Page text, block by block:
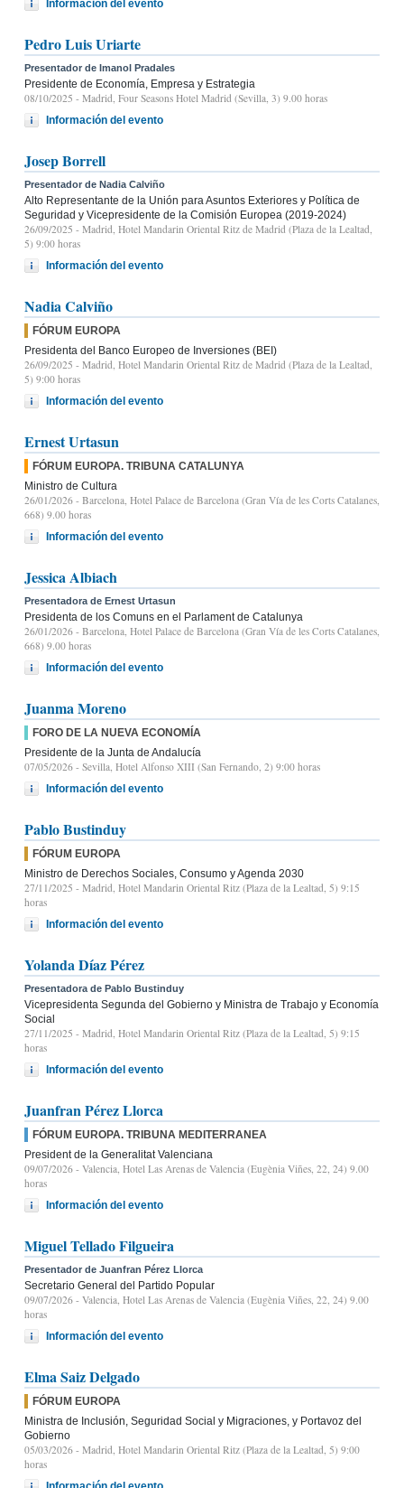
Información del evento
Pedro Luis Uriarte
Presentador de Imanol Pradales
Presidente de Economía, Empresa y Estrategia
08/10/2025 - Madrid, Four Seasons Hotel Madrid (Sevilla, 3) 9.00 horas
Información del evento
Josep Borrell
Presentador de Nadia Calviño
Alto Representante de la Unión para Asuntos Exteriores y Política de
Seguridad y Vicepresidente de la Comisión Europea (2019-2024)
26/09/2025 - Madrid, Hotel Mandarin Oriental Ritz de Madrid (Plaza de la Lealtad,
5) 9:00 horas
Información del evento
Nadia Calviño
FÓRUM EUROPA
Presidenta del Banco Europeo de Inversiones (BEI)
26/09/2025 - Madrid, Hotel Mandarin Oriental Ritz de Madrid (Plaza de la Lealtad,
5) 9:00 horas
Información del evento
Ernest Urtasun
FÓRUM EUROPA. TRIBUNA CATALUNYA
Ministro de Cultura
26/01/2026 - Barcelona, Hotel Palace de Barcelona (Gran Vía de les Corts Catalanes,
668) 9.00 horas
Información del evento
Jessica Albiach
Presentadora de Ernest Urtasun
Presidenta de los Comuns en el Parlament de Catalunya
26/01/2026 - Barcelona, Hotel Palace de Barcelona (Gran Vía de les Corts Catalanes,
668) 9.00 horas
Información del evento
Juanma Moreno
FORO DE LA NUEVA ECONOMÍA
Presidente de la Junta de Andalucía
07/05/2026 - Sevilla, Hotel Alfonso XIII (San Fernando, 2) 9:00 horas
Información del evento
Pablo Bustinduy
FÓRUM EUROPA
Ministro de Derechos Sociales, Consumo y Agenda 2030
27/11/2025 - Madrid, Hotel Mandarin Oriental Ritz (Plaza de la Lealtad, 5) 9:15
horas
Información del evento
Yolanda Díaz Pérez
Presentadora de Pablo Bustinduy
Vicepresidenta Segunda del Gobierno y Ministra de Trabajo y Economía
Social
27/11/2025 - Madrid, Hotel Mandarin Oriental Ritz (Plaza de la Lealtad, 5) 9:15
horas
Información del evento
Juanfran Pérez Llorca
FÓRUM EUROPA. TRIBUNA MEDITERRANEA
President de la Generalitat Valenciana
09/07/2026 - Valencia, Hotel Las Arenas de Valencia (Eugènia Viñes, 22, 24) 9.00
horas
Información del evento
Miguel Tellado Filgueira
Presentador de Juanfran Pérez Llorca
Secretario General del Partido Popular
09/07/2026 - Valencia, Hotel Las Arenas de Valencia (Eugènia Viñes, 22, 24) 9.00
horas
Información del evento
Elma Saiz Delgado
FÓRUM EUROPA
Ministra de Inclusión, Seguridad Social y Migraciones, y Portavoz del
Gobierno
05/03/2026 - Madrid, Hotel Mandarin Oriental Ritz (Plaza de la Lealtad, 5) 9:00
horas